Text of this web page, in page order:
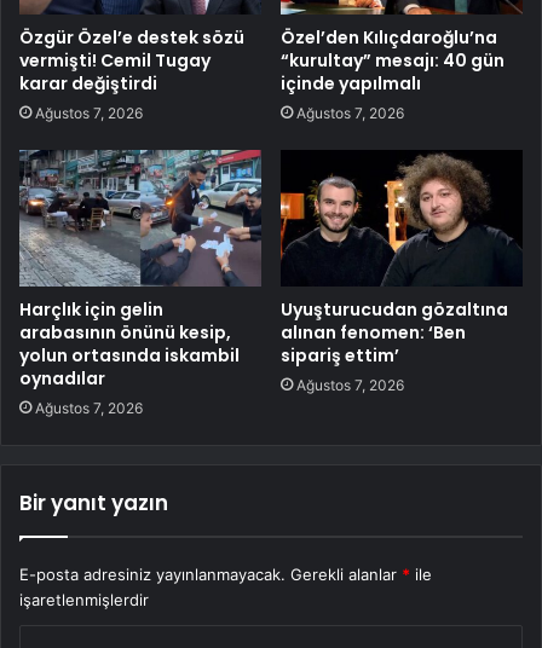
Özgür Özel’e destek sözü
vermişti! Cemil Tugay
karar değiştirdi
Ağustos 7, 2026
Özel’den Kılıçdaroğlu’na
“kurultay” mesajı: 40 gün
içinde yapılmalı
Ağustos 7, 2026
Harçlık için gelin
arabasının önünü kesip,
yolun ortasında iskambil
oynadılar
Ağustos 7, 2026
Uyuşturucudan gözaltına
alınan fenomen: ‘Ben
sipariş ettim’
Ağustos 7, 2026
Bir yanıt yazın
E-posta adresiniz yayınlanmayacak. Gerekli alanlar * ile
işaretlenmişlerdir